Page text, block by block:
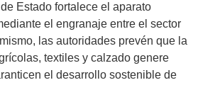
Estado fortalece el aparato
el engranaje entre el sector
las autoridades prevén que la
textiles y calzado genere
el desarrollo sostenible de